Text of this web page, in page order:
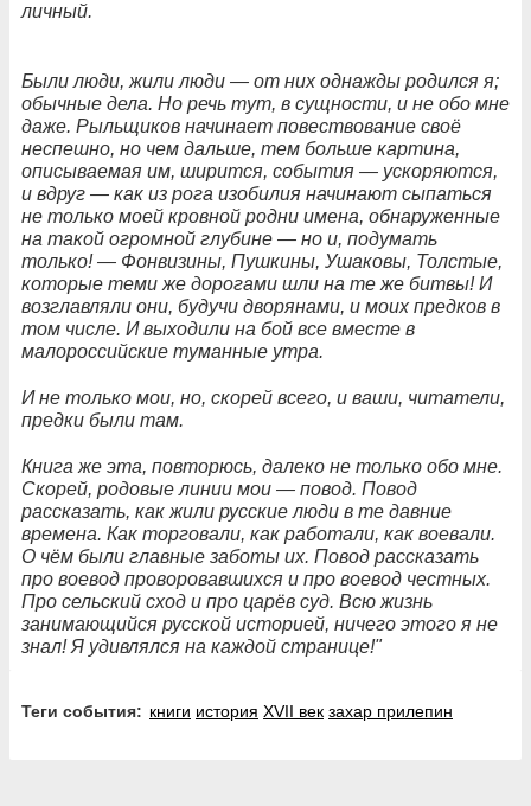
личный.
Были люди, жили люди — от них однажды родился я;
обычные дела. Но речь тут, в сущности, и не обо мне
даже. Рыльщиков начинает повествование своё
неспешно, но чем дальше, тем больше картина,
описываемая им, ширится, события — ускоряются,
и вдруг — как из рога изобилия начинают сыпаться
не только моей кровной родни имена, обнаруженные
на такой огромной глубине — но и, подумать
только! — Фонвизины, Пушкины, Ушаковы, Толстые,
которые теми же дорогами шли на те же битвы! И
возглавляли они, будучи дворянами, и моих предков в
том числе. И выходили на бой все вместе в
малороссийские туманные утра.
И не только мои, но, скорей всего, и ваши, читатели,
предки были там.
Книга же эта, повторюсь, далеко не только обо мне.
Скорей, родовые линии мои — повод. Повод
рассказать, как жили русские люди в те давние
времена. Как торговали, как работали, как воевали.
О чём были главные заботы их. Повод рассказать
про воевод проворовавшихся и про воевод честных.
Про сельский сход и про царёв суд. Всю жизнь
занимающийся русской историей, ничего этого я не
знал! Я удивлялся на каждой странице!"
Теги события: книги история XVII век захар прилепин